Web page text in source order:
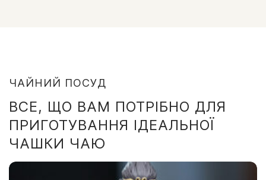
ЧАЙНИЙ ПОСУД
ВСЕ, ЩО ВАМ ПОТРІБНО ДЛЯ
ПРИГОТУВАННЯ ІДЕАЛЬНОЇ
ЧАШКИ ЧАЮ